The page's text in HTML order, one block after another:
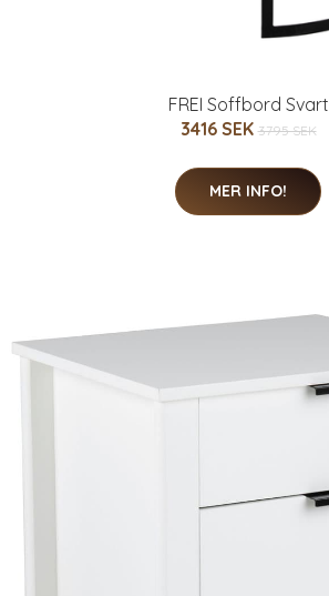
FREI Soffbord Svart
3416 SEK 3795 SEK
MER INFO!